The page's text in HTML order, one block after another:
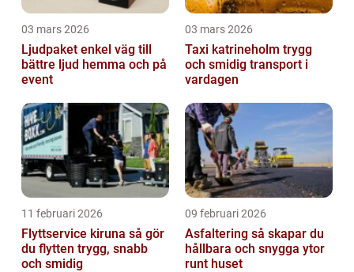
03 mars 2026
Ljudpaket enkel väg till
bättre ljud hemma och på
event
03 mars 2026
Taxi katrineholm trygg
och smidig transport i
vardagen
11 februari 2026
Flyttservice kiruna så gör
du flytten trygg, snabb
och smidig
09 februari 2026
Asfaltering så skapar du
hållbara och snygga ytor
runt huset